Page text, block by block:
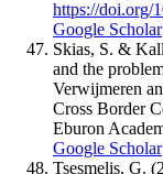
https://doi.org/
Google Scholar
Skias, S. &
and the
Verwijmeren
Cross Border
Eburon
Google Scholar
Tsesmelis, G.